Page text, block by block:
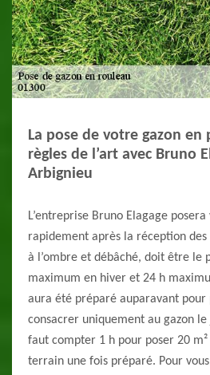
La pose de votre gazon en
règles de l’art avec Bruno
Arbignieu
L’entreprise Bruno Elagage
rapidement après la réception des
à l’ombre et débâché, doit être le
maximum en hiver et 24 h
aura été préparé auparavant
consacrer uniquement au gazon le
faut compter 1 h pour poser 20
terrain une fois préparé. Pour